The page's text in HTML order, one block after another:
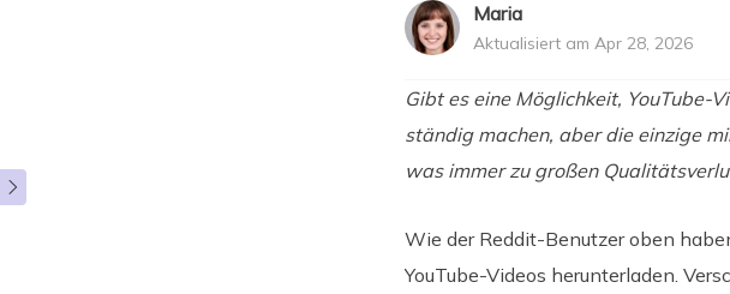

Maria
Aktualisiert am Apr 28, 2026
Gibt es eine Möglichkeit, YouTube-
ständig machen, aber die einzige
was immer zu großen
Wie der Reddit-Benutzer oben
YouTube-Videos herunterladen.